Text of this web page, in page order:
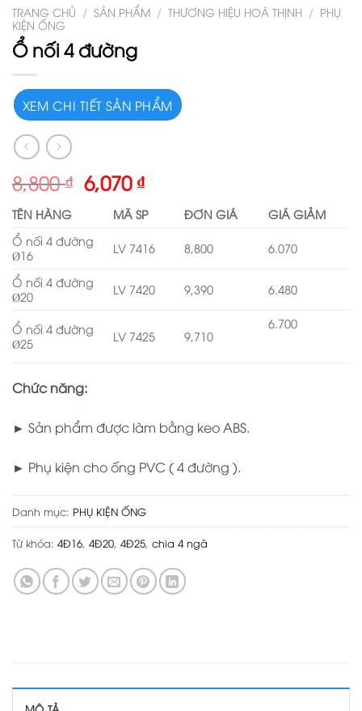
TRANG CHỦ / SẢN PHẨM / THƯƠNG HIỆU HOÀ THỊNH / PHỤ
KIỆN ỐNG
Ổ nối 4 đường
XEM CHI TIẾT SẢN PHẨM
8,800₫ 6,070₫
TÊN HÀNG MÃ SP ĐƠN GIÁ
GIÁ GIẢM
Ổ nối 4 đường
Ø16
LV 7416 8,800 6.070
Ổ nối 4 đường
Ø20
LV 7420 9,390 6.480
Ổ nối 4 đường
Ø25
LV 7425 9,710
6.700
Chức năng:
► Sản phẩm được làm bằng keo ABS.
► Phụ kiện cho ống PVC ( 4 đường ).
Danh mục: PHỤ KIỆN ỐNG
Từ khóa: 4Đ16, 4Đ20, 4Đ25, chia 4 ngã